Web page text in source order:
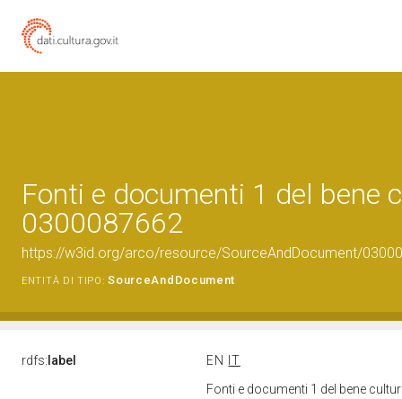
Fonti e documenti 1 del bene
0300087662
https://w3id.org/arco/resource/SourceAndDocument/
ENTITÀ DI TIPO: SourceAndDocument
rdfs: label EN
IT
Fonti e documenti 1 del bene